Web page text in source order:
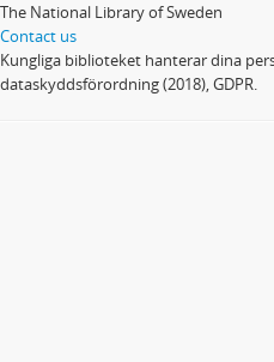
The National Library of Sweden
Contact us
Kungliga biblioteket hanterar dina
dataskyddsförordning (2018), GDPR.